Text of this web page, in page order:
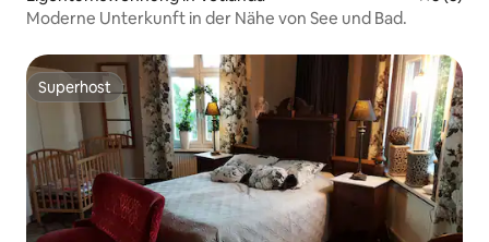
Moderne Unterkunft in der Nähe von See und Bad.
Superhost
Superhost